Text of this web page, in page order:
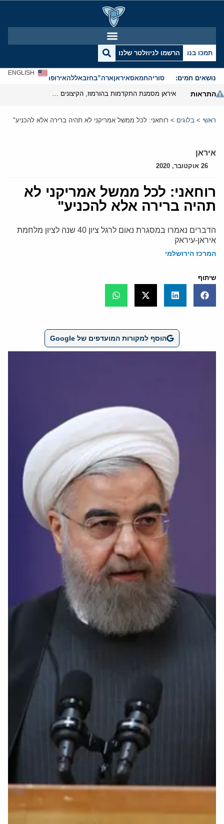
תמכו בנו הרשמו לניוזלטר שלנו
נושאים חמים: סוריהחמאסאיראןארה”בחזבאללהאירופהאנטישמיות
ENGLISH
התראות
ראשי > בלוגים > רוחאני: לכל ממשל אמריקני לא תהיה ברירה אלא להכניע"
איראן
26 אוקטובר, 2020
רוחאני: לכל ממשל אמריקני לא
תהיה ברירה אלא להכניע"
הדברים נאמרו במסגרת נאום לרגל ציון 40 שנה לציון מלחמת
איראן-עיראק
המרכז הירושלמי
שיתוף
הוסף למקורות המועדפים של Google